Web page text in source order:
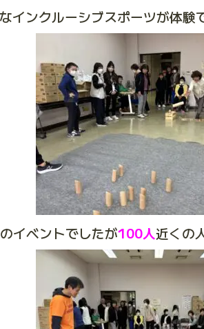
インクルーシブスポーツが体験
イベントでしたが100人近くの